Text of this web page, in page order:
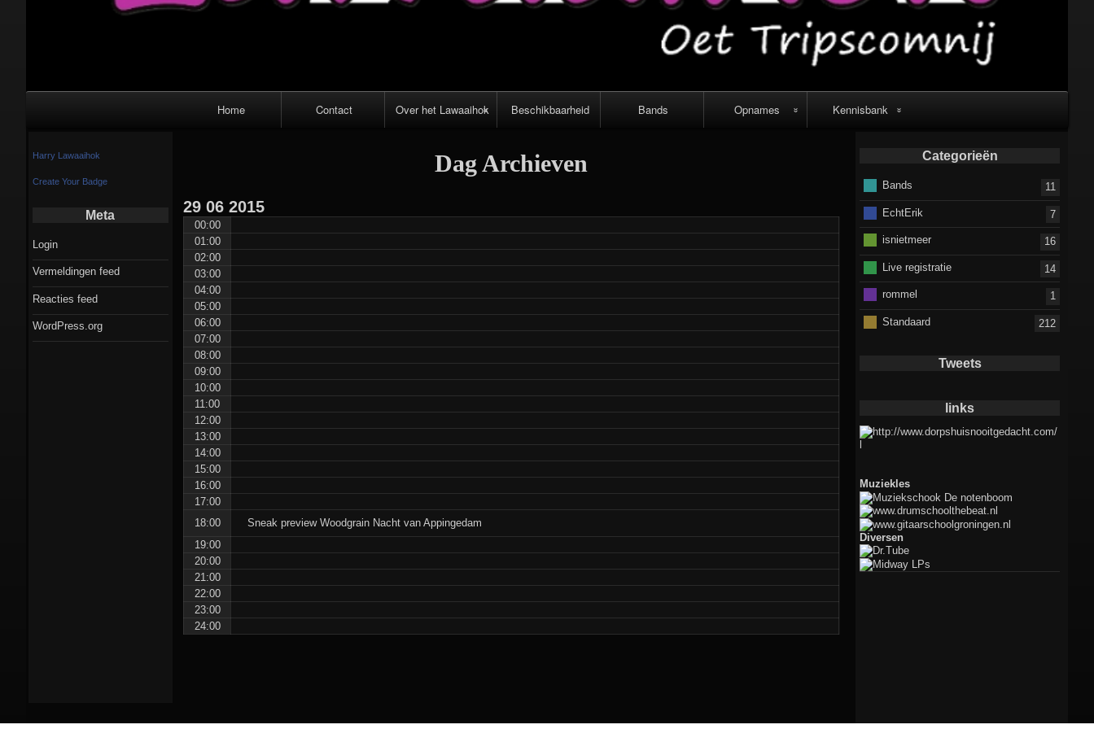
Home Contact Over het Lawaaihok
apparatuur
Beschikbaarheid Bands Opnames Kennisbank
downloaden
Dag Archieven
29 06 2015
00:00
01:00
02:00
03:00
04:00
05:00
06:00
07:00
08:00
09:00
10:00
11:00
12:00
13:00
14:00
15:00
16:00
17:00
18:00
Sneak preview Woodgrain Nacht van Appingedam
19:00
20:00
21:00
22:00
23:00
24:00
Categorieën
Bands 11
EchtErik 7
isnietmeer 16
Live registratie 14
rommel 1
Standaard 212
Tweets
links
Muziekles
Diversen
Harry Lawaaihok
Create Your Badge
Meta
Login
Vermeldingen feed
Reacties feed
WordPress.org